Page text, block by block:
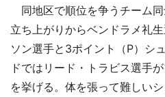
同地区で順位を争うチーム同
立ち上がりからベンドラメ礼
ソン選手と3ポイント（P）シ
ドではリード・トラビス選手
を挙げる。体を張って難しい